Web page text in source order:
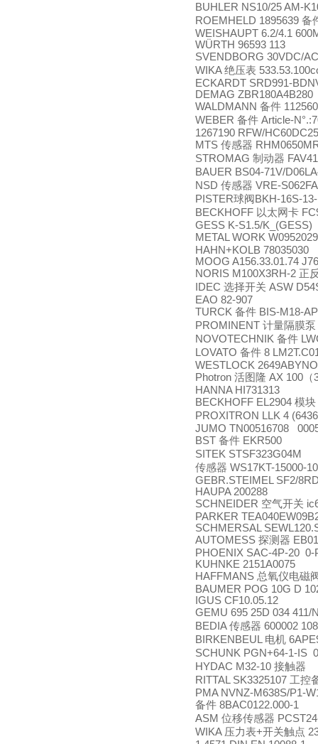
BUHLER NS10/25 AM-
ROEMHELD 1895639 备
WEISHAUPT 6.2/4.1
WÜRTH 96593 113
SVENDBORG 30VDC/
WIKA绝压表
ECKARDT SRD991-
DEMAG ZBR180A4B280
WALDMANN 备件
WEBER 备件 Article-
1267190 RFW/
MTS 传感器
STROMAG 制动器
BAUER BS04-71V/
NSD 传感器 VRE-
PISTER球阀 BKH-16S-
BECKHOFF 以太网卡
GESS K-S1.5/K_(GESS)
METAL WORK
HAHN+KOLB 78035030
MOOG A156.33.01.74
NORIS M100X3RH-2 正
IDEC 选择开关 ASW
EAO 82-907
TURCK 备件 BIS-M18-
PROMINENT 计量隔膜泵
NOVOTECHNIK 备件
LOVATO 备件 8
WESTLOCK
Photron 活图隆 AX 100 （
HANNA HI731313
BECKHOFF EL2904 模块
PROXITRON LLK 4
JUMO TN00516708
BST 备件 EKR500
SITEK
传感器 WS17KT-15000-
GEBR.STEIMEL SF2/
HAUPA 200288
SCHNEIDER 空气开关
PARKER
SCHMERSAL
AUTOMESS 探测器
PHOENIX SAC-4P-20
KUHNKE 2151A0075
HAFFMANS 总氧仪电磁
BAUMER POG 10G D
IGUS CF10.05.12
GEMU 695 25D 034 411/
BEDIA传感器 600002
BIRKENBEUL 电机
SCHUNK PGN+64-1-IS
HYDAC M32-10 接触器
RITTAL SK3325107 工控
PMA NVNZ-M638S/P1-
备件 8BAC0122.000-1
ASM 位移传感器
WIKA 压力表+开关触点